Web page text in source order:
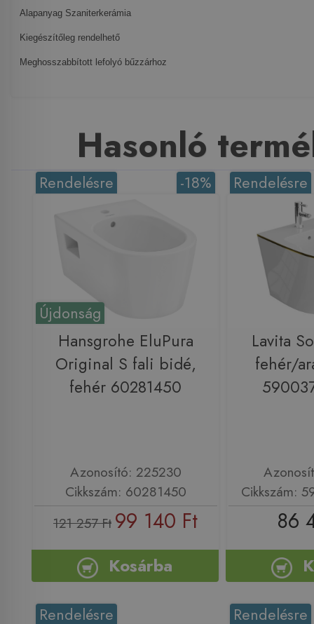
Alapanyag Szaniterkerámia
Kiegészítőleg rendelhető
Meghosszabbított lefolyó bűzzárhoz
Hasonló
Újdonság
-18%
Rendelésre
Hansgrohe EluPura
Original S fali bidé,
fehér 60281450
Azonosító: 225230
Cikkszám: 60281450
121 257 Ft 99 140 Ft
Kosárba
Rendelésre
Lavita
fehér/
Cikkszám:
86
Rendelésre Rendelésre